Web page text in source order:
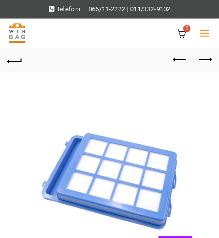
Telefoni: 066/11-2222 |011/332-9102
0